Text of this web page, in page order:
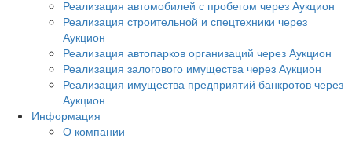
Реализация автомобилей с пробегом через Аукцион
Реализация строительной и спецтехники через
Аукцион
Реализация автопарков организаций через Аукцион
Реализация залогового имущества через Аукцион
Реализация имущества предприятий банкротов через
Аукцион
Информация
О компании